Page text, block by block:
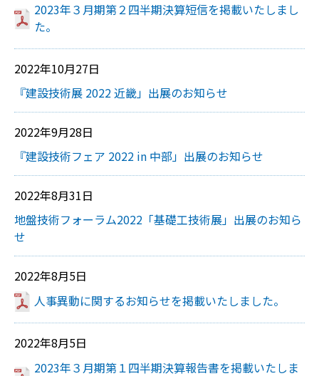
2023年３月期第２四半期決算短信を掲載いたしまし
た。
2022年10月27日
『建設技術展 2022 近畿」出展のお知らせ
2022年9月28日
『建設技術フェア 2022 in 中部」出展のお知らせ
2022年8月31日
地盤技術フォーラム2022「基礎工技術展」出展のお知ら
せ
2022年8月5日
人事異動に関するお知らせを掲載いたしました。
2022年8月5日
2023年３月期第１四半期決算報告書を掲載いたしま